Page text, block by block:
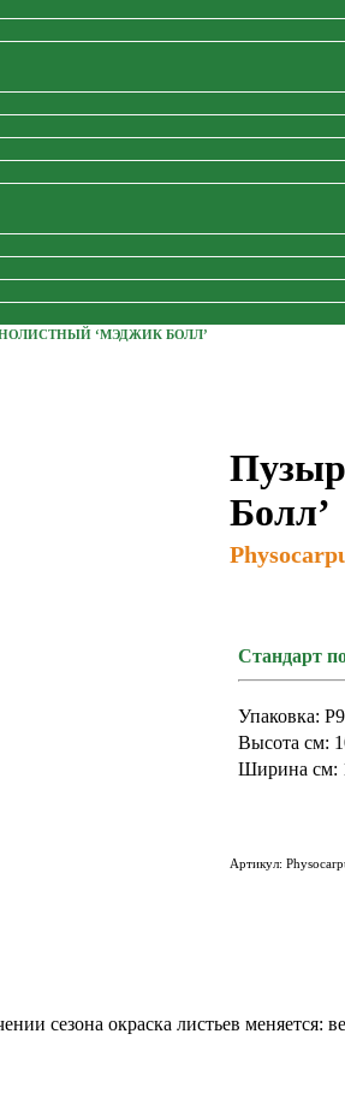
‘МЭДЖИК БОЛЛ’
Болл’
Стандарт
Упаковка: P9
Высота см:
Ширина см:
Артикул:
сезона окраска листьев